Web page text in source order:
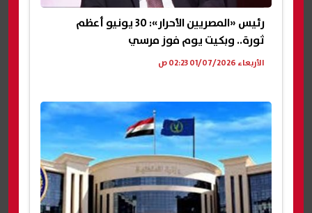
رئيس «المصريين الأحرار»: 30 يونيو أعظم
ثورة.. وبكيت يوم فوز مرسي
الأربعاء 01/07/2026 02:23 ص